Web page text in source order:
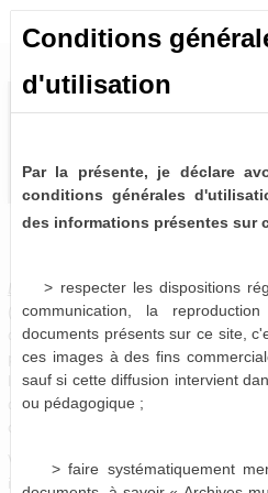
Délibérations du Conseil
Délibérations du Conseil
(mensuellement en règle
débattre de questions relatives à
point abordé en séance fait
l'objet d'un acte administratif
délibération se voit attribué un
Vous pouvez donc les retrouver
intégrées aux registres
Conditions
d'utilisation
Par la présente, je déclare
conditions générales
des informations présentes sur
> respecter les dispositions
communication, la
documents présents sur ce site,
ces images à des fins
sauf si cette diffusion intervient
ou pédagogique ;
> faire systématiquement